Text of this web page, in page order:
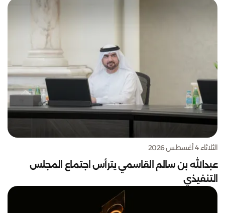
الثلاثاء 4 أغسطس 2026
عبدالله بن سالم القاسمي يترأس اجتماع المجلس
التنفيذي